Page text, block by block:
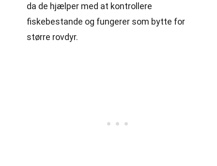
da de hjælper med at kontrollere
fiskebestande og fungerer som bytte for
større rovdyr.